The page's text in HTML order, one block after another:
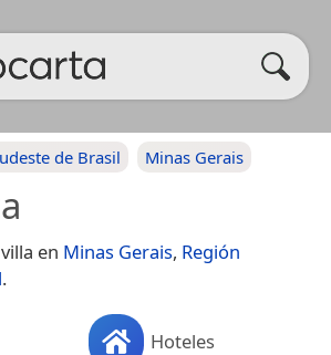
de Brasil Minas Gerais
en Minas Gerais, Región
.
Hoteles